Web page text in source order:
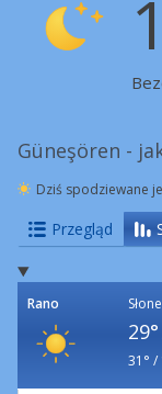
Güneşören -
Dziś spodziewane
Przegląd
Rano
29°
31° /